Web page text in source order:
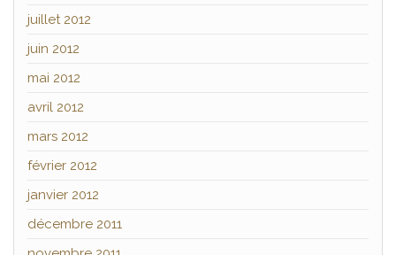
juillet 2012
juin 2012
mai 2012
avril 2012
mars 2012
février 2012
janvier 2012
décembre 2011